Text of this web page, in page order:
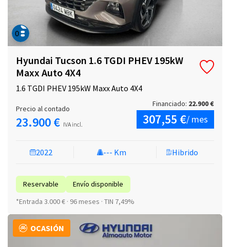
Hyundai Tucson 1.6 TGDI PHEV 195kW
Maxx Auto 4X4
1.6 TGDI PHEV 195kW Maxx Auto 4X4
2022 --- Km Hibrido
Reservable
Envío disponible
*Entrada 3.000 € · 96 meses · TIN 7,49%
Precio al contado
23.900 € IVA incl.
Financiado: 22.900 €
307,55 €/ mes
OCASIÓN